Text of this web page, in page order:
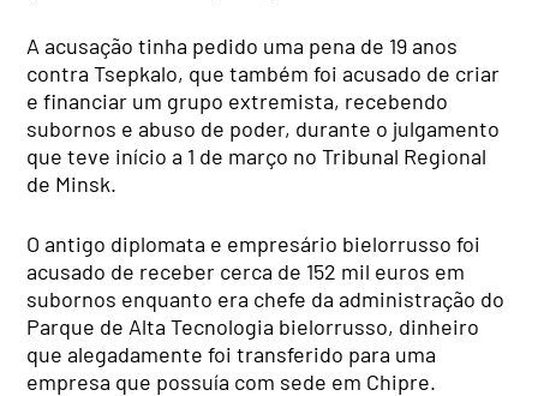
A acusação tinha pedido uma pena de 19 anos
contra Tsepkalo, que também foi acusado de criar
e financiar um grupo extremista, recebendo
subornos e abuso de poder, durante o julgamento
que teve início a 1 de março no Tribunal Regional
de Minsk.
O antigo diplomata e empresário bielorrusso foi
acusado de receber cerca de 152 mil euros em
subornos enquanto era chefe da administração do
Parque de Alta Tecnologia bielorrusso, dinheiro
que alegadamente foi transferido para uma
empresa que possuía com sede em Chipre.